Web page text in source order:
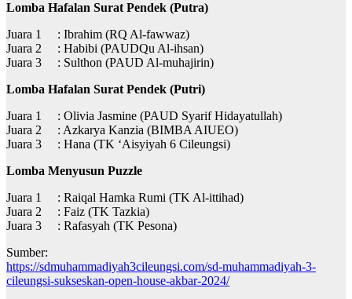
Lomba Hafalan Surat Pendek (Putra)
Juara 1 : Ibrahim (RQ Al-fawwaz)
Juara 2 : Habibi (PAUDQu Al-ihsan)
Juara 3 : Sulthon (PAUD Al-muhajirin)
Lomba Hafalan Surat Pendek (Putri)
Juara 1 : Olivia Jasmine (PAUD Syarif Hidayatullah)
Juara 2 : Azkarya Kanzia (BIMBA AIUEO)
Juara 3 : Hana (TK ‘Aisyiyah 6 Cileungsi)
Lomba Menyusun Puzzle
Juara 1 : Raiqal Hamka Rumi (TK Al-ittihad)
Juara 2 : Faiz (TK Tazkia)
Juara 3 : Rafasyah (TK Pesona)
Sumber:
https://sdmuhammadiyah3cileungsi.com/sd-muhammadiyah-3-
cileungsi-sukseskan-open-house-akbar-2024/